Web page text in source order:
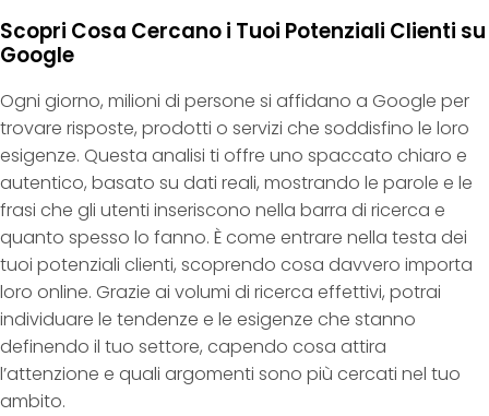
Scopri Cosa Cercano i Tuoi Potenziali Clienti su
Google
Ogni giorno, milioni di persone si affidano a Google per
trovare risposte, prodotti o servizi che soddisfino le loro
esigenze. Questa analisi ti offre uno spaccato chiaro e
autentico, basato su dati reali, mostrando le parole e le
frasi che gli utenti inseriscono nella barra di ricerca e
quanto spesso lo fanno. È come entrare nella testa dei
tuoi potenziali clienti, scoprendo cosa davvero importa
loro online. Grazie ai volumi di ricerca effettivi, potrai
individuare le tendenze e le esigenze che stanno
definendo il tuo settore, capendo cosa attira
l’attenzione e quali argomenti sono più cercati nel tuo
ambito.